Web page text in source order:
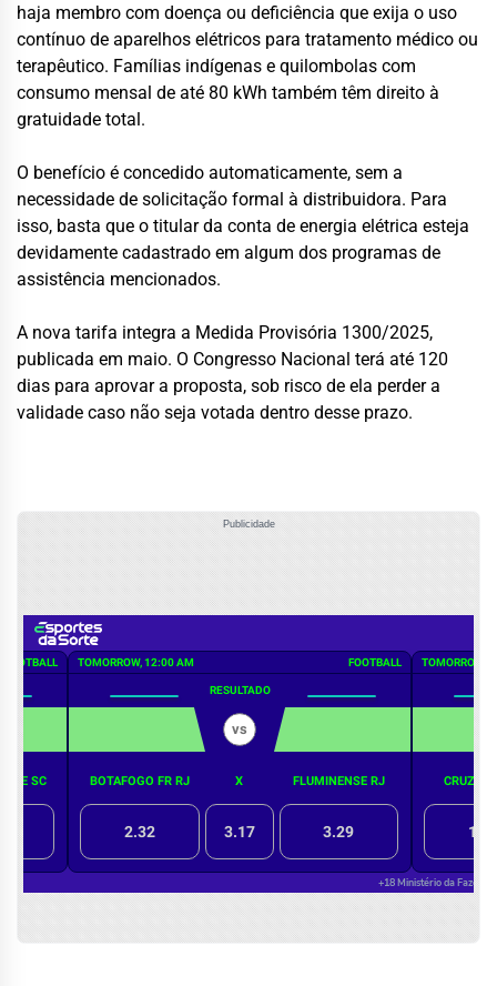
haja membro com doença ou deficiência que exija o uso
contínuo de aparelhos elétricos para tratamento médico ou
terapêutico. Famílias indígenas e quilombolas com
consumo mensal de até 80 kWh também têm direito à
gratuidade total.
O benefício é concedido automaticamente, sem a
necessidade de solicitação formal à distribuidora. Para
isso, basta que o titular da conta de energia elétrica esteja
devidamente cadastrado em algum dos programas de
assistência mencionados.
A nova tarifa integra a Medida Provisória 1300/2025,
publicada em maio. O Congresso Nacional terá até 120
dias para aprovar a proposta, sob risco de ela perder a
validade caso não seja votada dentro desse prazo.
Publicidade